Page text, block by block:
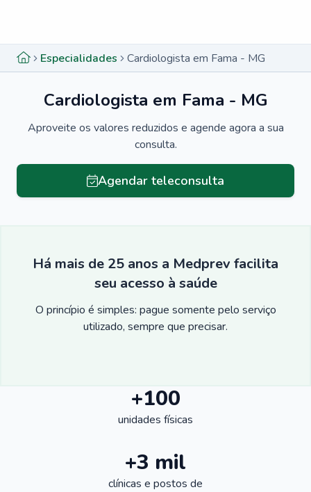
Especialidades Cardiologista em Fama - MG
Cardiologista em Fama - MG
Aproveite os valores reduzidos e agende agora a sua
consulta.
Agendar teleconsulta
Há mais de 25 anos a Medprev facilita
seu acesso à saúde
O princípio é simples: pague somente pelo serviço
utilizado, sempre que precisar.
+100
unidades físicas
+3 mil
clínicas e postos de